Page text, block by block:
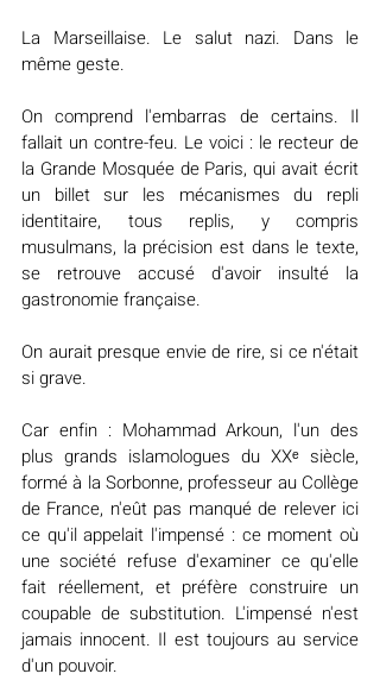
La Marseillaise. Le salut nazi. Dans le
même geste.
On comprend l'embarras de certains. Il
fallait un contre-feu. Le voici : le recteur de
la Grande Mosquée de Paris, qui avait écrit
un billet sur les mécanismes du repli
identitaire, tous replis, y compris
musulmans, la précision est dans le texte,
se retrouve accusé d'avoir insulté la
gastronomie française.
On aurait presque envie de rire, si ce n'était
si grave.
Car enfin : Mohammad Arkoun, l'un des
plus grands islamologues du XXᵉ siècle,
formé à la Sorbonne, professeur au Collège
de France, n'eût pas manqué de relever ici
ce qu'il appelait l'impensé : ce moment où
une société refuse d'examiner ce qu'elle
fait réellement, et préfère construire un
coupable de substitution. L'impensé n'est
jamais innocent. Il est toujours au service
d'un pouvoir.